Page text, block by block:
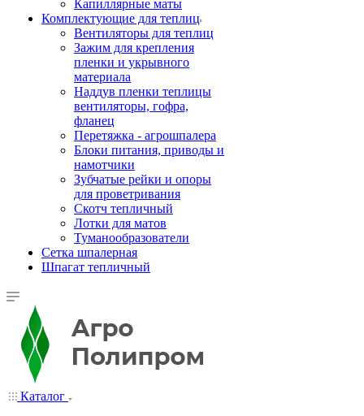
Капиллярные маты
Комплектующие для теплиц
Вентиляторы для теплиц
Зажим для крепления
пленки и укрывного
материала
Наддув пленки теплицы
вентиляторы, гофра,
фланец
Перетяжка - агрошпалера
Блоки питания, приводы и
намотчики
Зубчатые рейки и опоры
для проветривания
Скотч тепличный
Лотки для матов
Туманообразователи
Сетка шпалерная
Шпагат тепличный
Каталог